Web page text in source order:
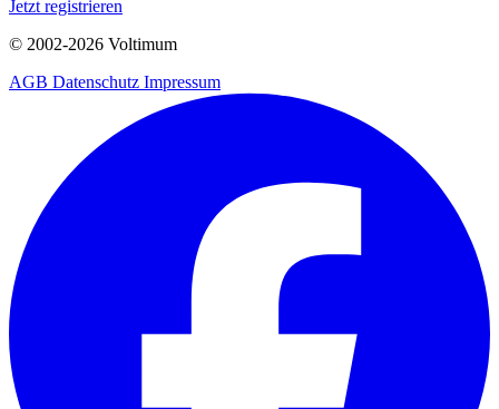
Jetzt registrieren
© 2002-2026 Voltimum
AGB Datenschutz Impressum